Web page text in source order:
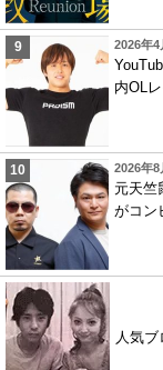
2026年4
内OL
2026年8
元天竺
がコン
人気